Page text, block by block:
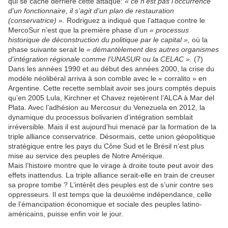
d’un fonctionnaire, il s’agit d’un plan de restauration
(conservatrice) ». Rodriguez a indiqué que l’attaque contre le
MercoSur n’est que la première phase d’un « processus
historique de déconstruction du politique par le capital », où la
phase suivante serait le « démantèlement des autres organismes
d’intégration régionale comme l’UNASUR ou la CELAC ». (7)
Dans les années 1990 et au début des années 2000, la crise du
modèle néolibéral arriva à son comble avec le « corralito » en
Argentine. Cette recette semblait avoir ses jours comptés depuis
qu’en 2005 Lula, Kirchner et Chavez rejetèrent l’ALCA à Mar del
Plata. Avec l’adhésion au Mercosur du Venezuela en 2012, la
dynamique du processus bolivarien d’intégration semblait
irréversible. Mais il est aujourd’hui menacé par la formation de la
triple alliance conservatrice. Désormais, cette union géopolitique
stratégique entre les pays du Cône Sud et le Brésil n’est plus
mise au service des peuples de Notre Amérique.
Mais l’histoire montre que le virage à droite toute peut avoir des
effets inattendus. La triple alliance serait-elle en train de creuser
sa propre tombe ? L’intérêt des peuples est de s’unir contre ses
oppresseurs. Il est temps que la deuxième indépendance, celle
de l’émancipation économique et sociale des peuples latino-
américains, puisse enfin voir le jour.